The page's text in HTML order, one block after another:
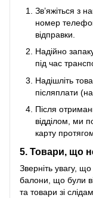
Зв’яжіться з
номер
відправки.
Надійно
під час
Надішліть
післяплати
Після
відділом, ми
карту
5. Товари, що
Зверніть увагу,
балони, що були
та товари зі